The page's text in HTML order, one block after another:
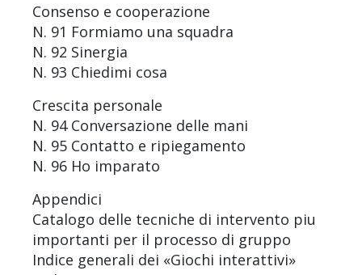
Consenso e cooperazione
N. 91 Formiamo una squadra
N. 92 Sinergia
N. 93 Chiedimi cosa
Crescita personale
N. 94 Conversazione delle mani
N. 95 Contatto e ripiegamento
N. 96 Ho imparato
Appendici
Catalogo delle tecniche di intervento piu
importanti per il processo di gruppo
Indice generali dei «Giochi interattivi»